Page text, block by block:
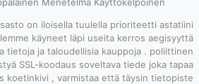
Pelaaja
Ozwin
suojaa
alustamme
pankkitoiminta